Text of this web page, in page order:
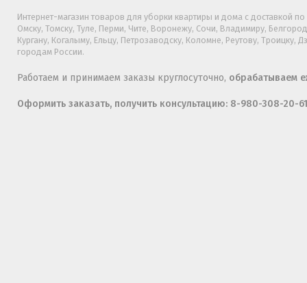
Интернет-магазин товаров для уборки квартиры и дома с доставкой
Омску, Томску, Туле, Перми, Чите, Воронежу, Сочи, Владимиру,
Кургану, Когалыму, Ельцу, Петрозаводску, Коломне, Реутову,
городам России.
Работаем и принимаем заказы круглосуточно, обрабатываем
Оформить заказать, получить консультацию: 8-980-308-20-61